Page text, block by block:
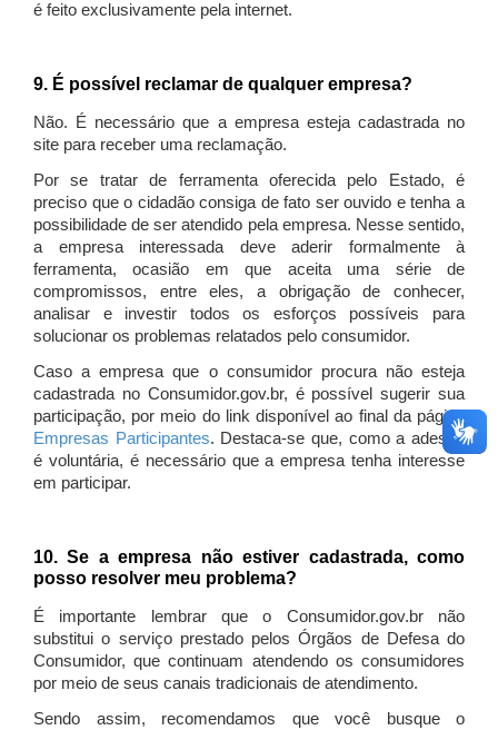
é feito exclusivamente pela internet.
9. É possível reclamar de qualquer empresa?
Não. É necessário que a empresa esteja cadastrada no
site para receber uma reclamação.
Por se tratar de ferramenta oferecida pelo Estado, é
preciso que o cidadão consiga de fato ser ouvido e tenha a
possibilidade de ser atendido pela empresa. Nesse sentido,
a empresa interessada deve aderir formalmente à
ferramenta, ocasião em que aceita uma série de
compromissos, entre eles, a obrigação de conhecer,
analisar e investir todos os esforços possíveis para
solucionar os problemas relatados pelo consumidor.
Caso a empresa que o consumidor procura não esteja
cadastrada no Consumidor.gov.br, é possível sugerir sua
participação, por meio do link disponível ao final da página
Empresas Participantes. Destaca-se que, como a adesão
é voluntária, é necessário que a empresa tenha interesse
em participar.
10. Se a empresa não estiver cadastrada, como
posso resolver meu problema?
É importante lembrar que o Consumidor.gov.br não
substitui o serviço prestado pelos Órgãos de Defesa do
Consumidor, que continuam atendendo os consumidores
por meio de seus canais tradicionais de atendimento.
Sendo assim, recomendamos que você busque o